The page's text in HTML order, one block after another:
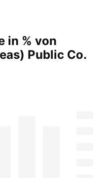
in % von
Public Co.